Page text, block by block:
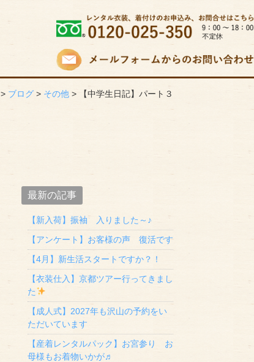
> ブログ > その他 > 【中学生日記】パート３
最新の記事
【新入荷】振袖 入りました～♪
【アンケート】お客様の声 復活です
【4月】新生活スタートですか？！
【衣装仕入】京都ツアー行ってきまし
た
【成人式】2027年も沢山の予約をい
ただいています
【産着レンタルパック】お宮参り お
母様もお着物いかが♬